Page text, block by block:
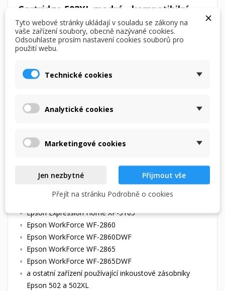
Cartridge 502XL modrá - kompatibilní
inkoustová náplň pro Epson XP-5100, WF-
2860
tiskárny a můžete začít tisknout.
Kvalitní modrá inkoustová cartridge o objemu 14ml od
firmy Epson větší množství inkoustu, díky čemuž
Náplň je určena pro tyto tiskárny:
Epson Expression Home XP-5100
Epson Expression HomeXP-5105
Epson WorkForce WF-2860
Epson WorkForce WF-2860DWF
Epson WorkForce WF-2865
Epson WorkForce WF-2865DWF
a ostatní zařízení používající inkoustové zásobníky
Epson 502 a 502XL
×
Tyto webové stránky ukládají v souladu se zákony na
vaše zařízení soubory, obecně nazývané cookies.
Odsouhlaste prosím nastavení cookies souborů pro
použití webu.
Technické cookies
Analytické cookies
Marketingové cookies
Jen nezbytné
Přijmout vše
Přejít na stránku Podrobně o cookies